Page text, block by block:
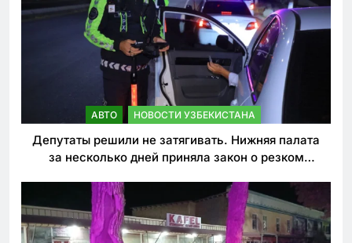
АВТО НОВОСТИ УЗБЕКИСТАНА
Депутаты решили не затягивать. Нижняя палата
за несколько дней приняла закон о резком